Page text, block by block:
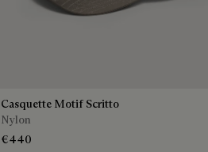
Casquette Motif Scritto
Nylon
€440